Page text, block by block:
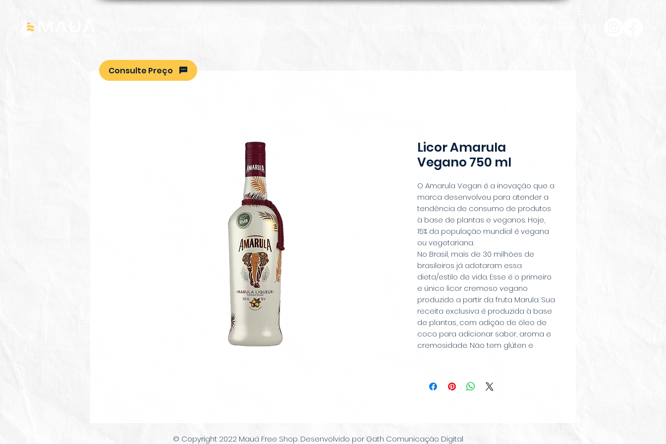
Licor Amarula
Vegano 750 ml
O Amarula Vegan é a inovação que a
marca desenvolveu para atender a
tendência de consumo de produtos
à base de plantas e veganos. Hoje,
15% da população mundial é vegana
ou vegetariana.
No Brasil, mais de 30 milhões de
brasileiros já adotaram essa
dieta/estilo de vida. Esse é o primeiro
e único licor cremoso vegano
produzido a partir da fruta Marula. Sua
receita exclusiva é produzida à base
de plantas, com adição de óleo de
coco para adicionar sabor, aroma e
cremosidade. Não tem glúten e
Consulte Preço
© Copyright 2022 Mauá Free Shop. Desenvolvido por Gath Comunicação Digital